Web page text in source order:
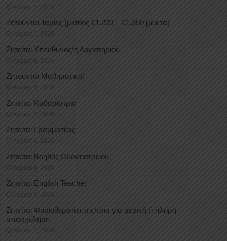
August 5, 2026
Ζητούνται Ταμίες (μισθός €1.200 – €1.350 μεικτά)
August 5, 2026
Ζητείται Υπεύθυνος/η Λογιστηρίου
August 4, 2026
Ζητούνται Μαθηματικοί
August 4, 2026
Ζητείται Καθαρίστρια
August 4, 2026
Ζητείται Γραμματέας
August 4, 2026
Ζητείται Βοηθός Οδοντιατρείου
August 4, 2026
Ζητείται English Teacher
August 4, 2026
Ζητείται Φυσιοθεραπευτής/τρια για μερική ή πλήρη
απασχόληση
August 3, 2026